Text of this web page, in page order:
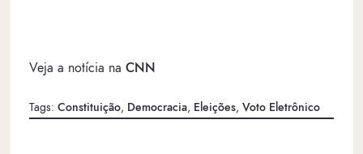
Veja a notícia na CNN
Tags: Constituição, Democracia, Eleições, Voto Eletrônico